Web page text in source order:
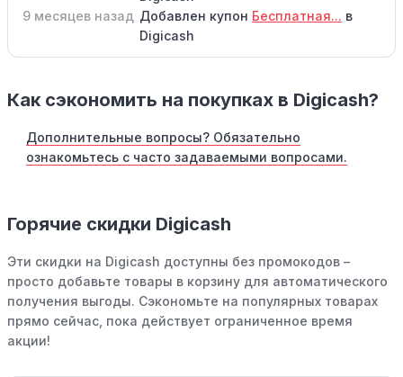
9 месяцев назад Добавлен купон Бесплатная... в
Digicash
Как сэкономить на покупках в Digicash?
Дополнительные вопросы? Обязательно
ознакомьтесь с часто задаваемыми вопросами.
Горячие скидки Digicash
Эти скидки на Digicash доступны без промокодов –
просто добавьте товары в корзину для автоматического
получения выгоды. Сэкономьте на популярных товарах
прямо сейчас, пока действует ограниченное время
акции!